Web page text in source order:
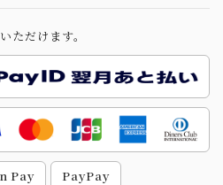
ただけます。
Pay PayPay